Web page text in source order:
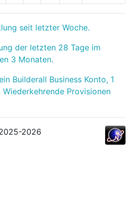
seit letzter Woche.
der letzten 28 Tage im
3 Monaten.
Builderall Business Konto, 1
Provisionen
2026